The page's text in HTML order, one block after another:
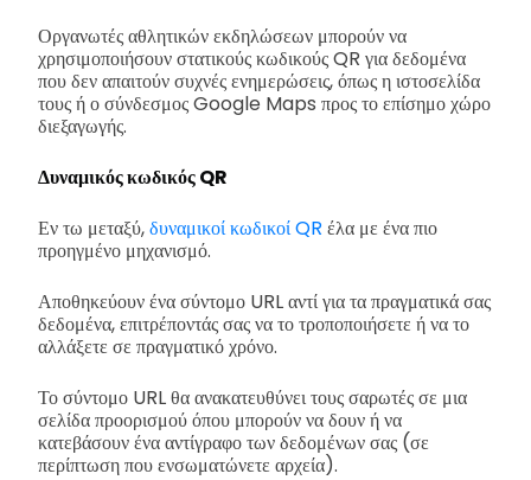
Οργανωτές αθλητικών εκδηλώσεων μπορούν να
χρησιμοποιήσουν στατικούς κωδικούς QR για δεδομένα
που δεν απαιτούν συχνές ενημερώσεις, όπως η ιστοσελίδα
τους ή ο σύνδεσμος Google Maps προς το επίσημο χώρο
διεξαγωγής.
Δυναμικός κωδικός QR
Εν τω μεταξύ,δυναμικοί κωδικοί QR έλα με ένα πιο
προηγμένο μηχανισμό.
Αποθηκεύουν ένα σύντομο URL αντί για τα πραγματικά σας
δεδομένα, επιτρέποντάς σας να το τροποποιήσετε ή να το
αλλάξετε σε πραγματικό χρόνο.
Το σύντομο URL θα ανακατευθύνει τους σαρωτές σε μια
σελίδα προορισμού όπου μπορούν να δουν ή να
κατεβάσουν ένα αντίγραφο των δεδομένων σας (σε
περίπτωση που ενσωματώνετε αρχεία).